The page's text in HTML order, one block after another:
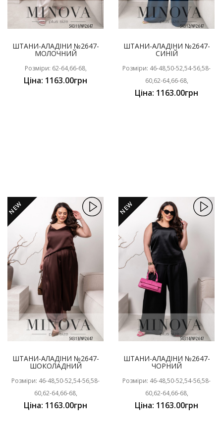
ШТАНИ-АЛАДІНИ №2647-
МОЛОЧНИЙ
Розміри: 62-64,66-68,
Ціна: 1163.00грн
ШТАНИ-АЛАДІНИ №2647-
СИНІЙ
Розміри: 46-48,50-52,54-56,58-
60,62-64,66-68,
Ціна: 1163.00грн
NEW
ШТАНИ-АЛАДІНИ №2647-
ШОКОЛАДНИЙ
Розміри: 46-48,50-52,54-56,58-
60,62-64,66-68,
Ціна: 1163.00грн
NEW
ШТАНИ-АЛАДІНИ №2647-
ЧОРНИЙ
Розміри: 46-48,50-52,54-56,58-
60,62-64,66-68,
Ціна: 1163.00грн